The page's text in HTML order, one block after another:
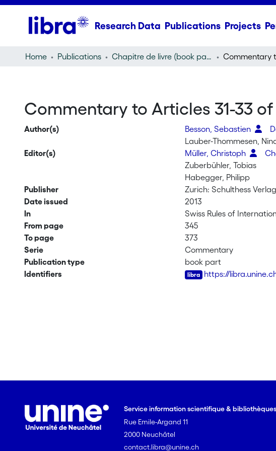
Research Data Publications Projects
Home Publications Chapitre de livre (book part)
Commentary to Articles 31-33
Author(s) Besson, Sebastien
Lauber-Thommesen,
Editor(s)
Müller, Christoph
Zuberbühler, Tobias
Habegger, Philipp
Publisher
Zurich: Schulthess Verlag
Date issued
2013
In
Swiss Rules of
From page
345
To page
373
Serie
Commentary
Publication type
book part
Identifiers
https://
Service information scientifique &
Rue Emile-Argand 11
2000 Neuchâtel
contact.libra@unine.ch